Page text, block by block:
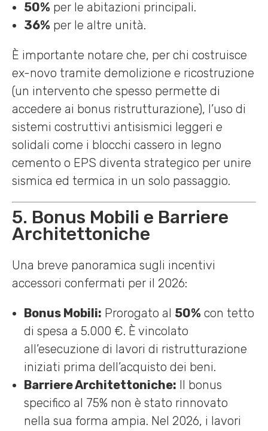
50% per le abitazioni principali.
36% per le altre unità.
È importante notare che, per chi costruisce
ex-novo tramite demolizione e ricostruzione
(un intervento che spesso permette di
accedere ai bonus ristrutturazione), l’uso di
sistemi costruttivi antisismici leggeri e
solidali come i blocchi cassero in legno
cemento o EPS diventa strategico per unire
sismica ed termica in un solo passaggio.
5. Bonus Mobili e Barriere
Architettoniche
Una breve panoramica sugli incentivi
accessori confermati per il 2026:
Bonus Mobili: Prorogato al 50% con tetto
di spesa a 5.000 €. È vincolato
all’esecuzione di lavori di ristrutturazione
iniziati prima dell’acquisto dei beni.
Barriere Architettoniche: Il bonus
specifico al 75% non è stato rinnovato
nella sua forma ampia. Nel 2026, i lavori